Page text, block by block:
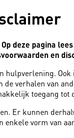
deze pagina
en
verhalen van
toegang tot
Er kunnen
vorm van